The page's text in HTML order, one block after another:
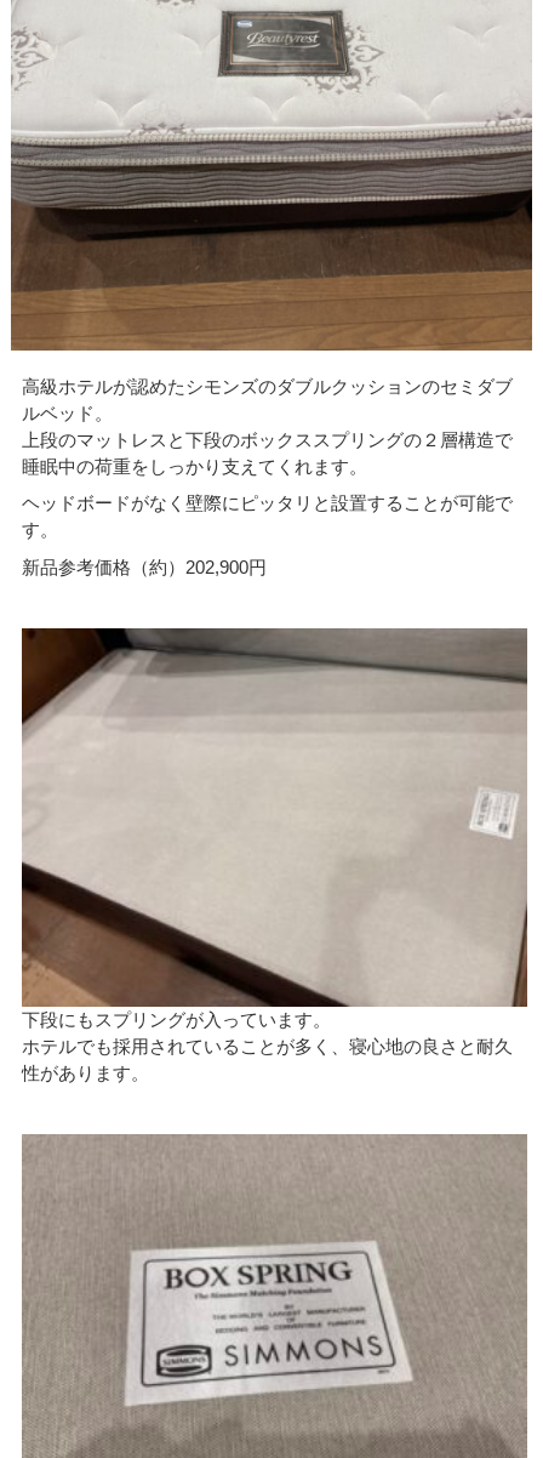
高級ホテルが認めたシモンズのダブルクッションのセミダブ
ルベッド。
上段のマットレスと下段のボックススプリングの２層構造で
睡眠中の荷重をしっかり支えてくれます。
ヘッドボードがなく壁際にピッタリと設置することが可能で
す。
新品参考価格（約）202,900円
下段にもスプリングが入っています。
ホテルでも採用されていることが多く、寝心地の良さと耐久
性があります。